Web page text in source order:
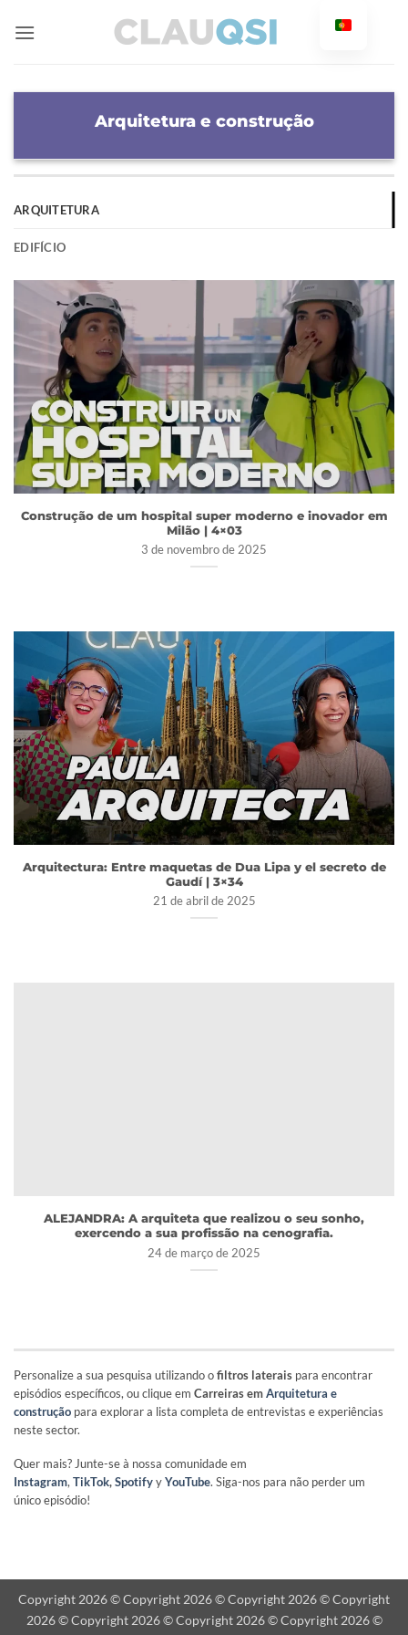
para
Arquitetura e construção
ARQUITETURA
EDIFÍCIO
Construção de um hospital super moderno e inovador em
Milão | 4×03
3 de novembro de 2025
Arquitectura: Entre maquetas de Dua Lipa y el secreto de
Gaudí | 3×34
21 de abril de 2025
ALEJANDRA: A arquiteta que realizou o seu sonho,
exercendo a sua profissão na cenografia.
24 de março de 2025
Personalize a sua pesquisa utilizando ofiltros laterais para encontrar
episódios específicos, ou clique em Carreiras emArquitetura e
construção para explorar a lista completa de entrevistas e experiências
neste sector.
Quer mais? Junte-se à nossa comunidade em
Instagram, TikTok,SpotifyyYouTube. Siga-nos para não perder um
único episódio!
Copyright 2026 © Copyright 2026 © Copyright 2026 © Copyright
2026 © Copyright 2026 © Copyright 2026 © Copyright 2026 ©